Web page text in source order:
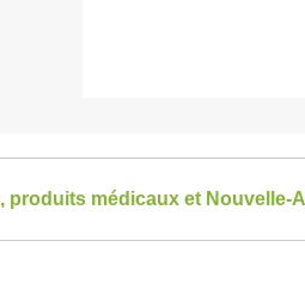
produits médicaux et Nouvelle-